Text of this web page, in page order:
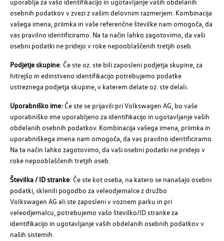
osebnih podatkov v zvezi z vašim delovnim razmerjem. Kombinacija
vašega imena, priimka in vaše referenčne številke nam omogoča, da
vas pravilno identificiramo. Na ta način lahko zagotovimo, da vaši
osebni podatki ne pridejo v roke nepooblaščenih tretjih oseb.
Podjetje skupine: Če ste oz. ste bili zaposleni podjetja skupine, za
hitrejšo in edinstveno identifikacijo potrebujemo podatke
ustreznega podjetja skupine, v katerem delate oz. ste delali.
Uporabniško ime:Če ste se prijavili priVolkswagen AG, bo vaše
uporabniško ime uporabljeno za identifikacijo in ugotavljanje vaših
obdelanih osebnih podatkov. Kombinacija vašega imena, priimka in
uporabniškega imena nam omogoča, da vas pravilno identificiramo.
Na ta način lahko zagotovimo, da vaši osebni podatki ne pridejo v
roke nepooblaščenih tretjih oseb.
Številka / ID stranke: Če ste kot oseba, na katero se nanašajo osebni
podatki, sklenili pogodbo za veleodjemalce z družbo
Volkswagen AG ali ste zaposleni v voznem parku in pri
veleodjemalcu, potrebujemo vašo številko/ID stranke za
identifikacijo in ugotavljanje vaših obdelanih osebnih podatkov v
naših sistemih.